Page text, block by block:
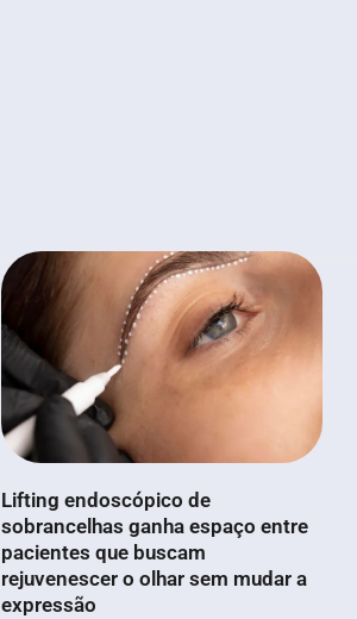
Lifting endoscópico de
sobrancelhas ganha espaço entre
pacientes que buscam
rejuvenescer o olhar sem mudar a
expressão